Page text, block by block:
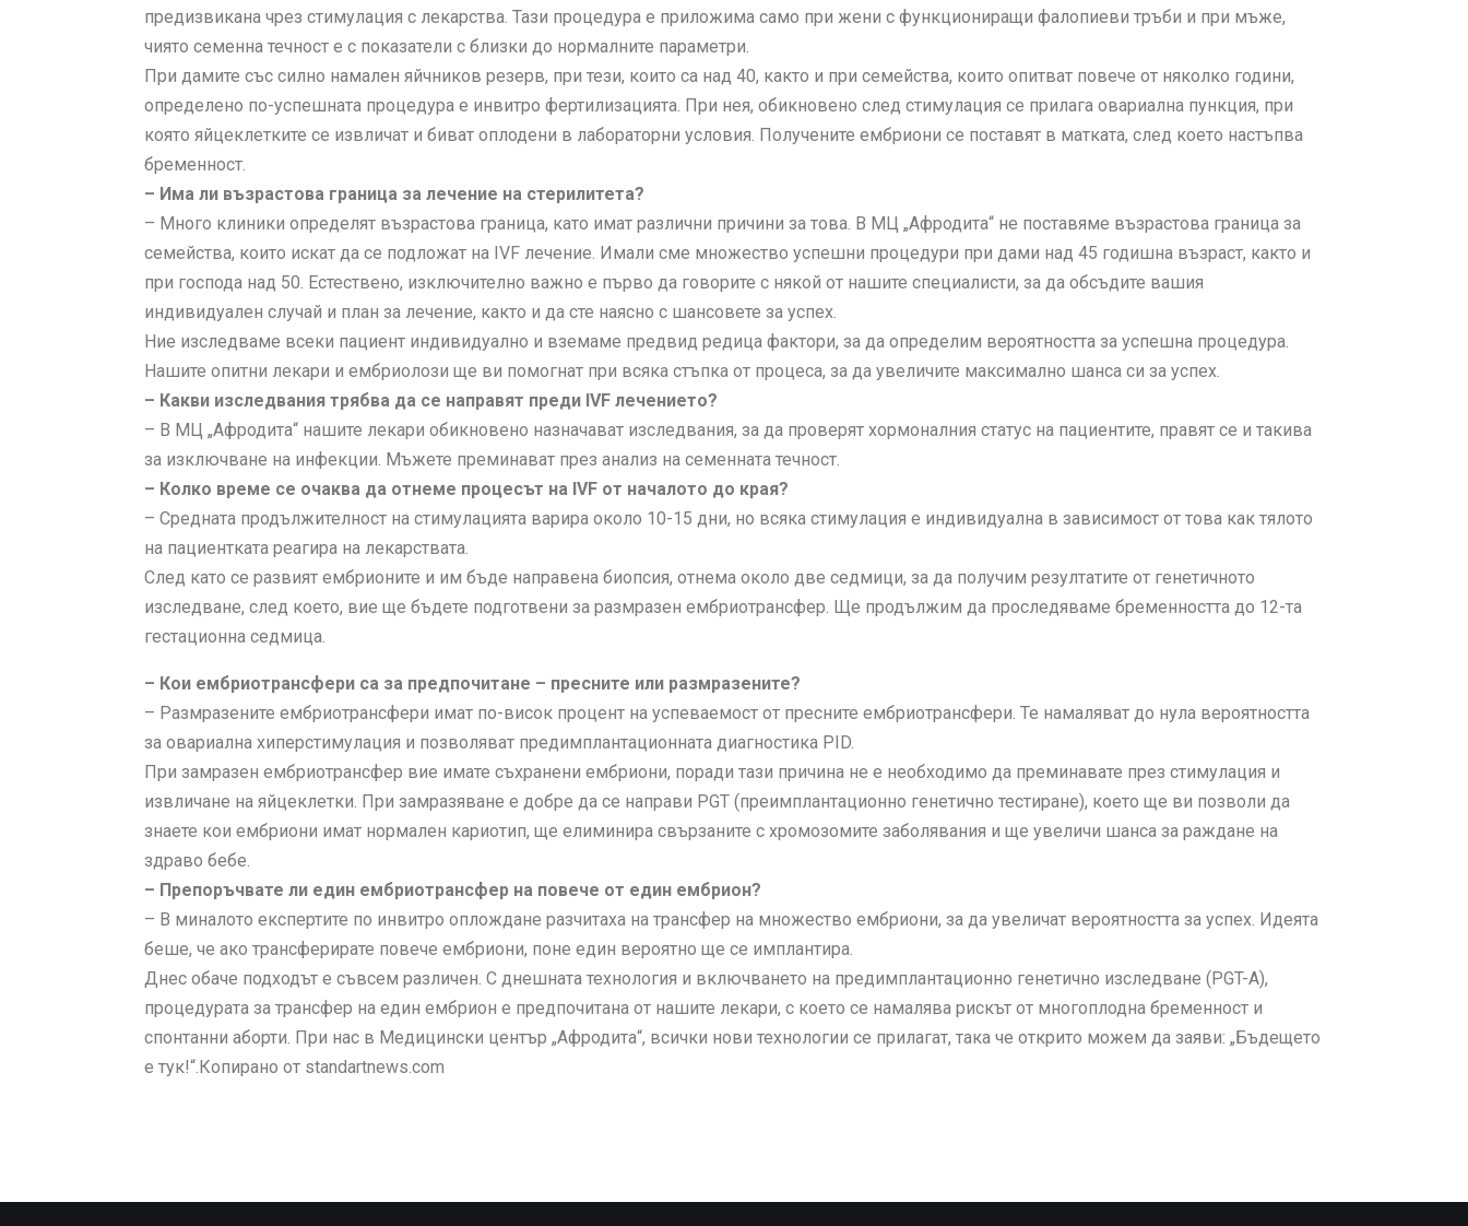
предизвикана чрез стимулация с лекарства. Тази процедура е приложима само при жени с функциониращи фалопиеви тръби и при мъже,
чиято семенна течност е с показатели с близки до нормалните параметри.
При дамите със силно намален яйчников резерв, при тези, които са над 40, както и при семейства, които опитват повече от няколко години,
определено по-успешната процедура е инвитро фертилизацията. При нея, обикновено след стимулация се прилага овариална пункция, при
която яйцеклетките се извличат и биват оплодени в лабораторни условия. Получените ембриони се поставят в матката, след което настъпва
бременност.
– Има ли възрастова граница за лечение на стерилитета?
– Много клиники определят възрастова граница, като имат различни причини за това. В МЦ „Афродита“ не поставяме възрастова граница за
семейства, които искат да се подложат на IVF лечение. Имали сме множество успешни процедури при дами над 45 годишна възраст, както и
при господа над 50. Естествено, изключително важно е първо да говорите с някой от нашите специалисти, за да обсъдите вашия
индивидуален случай и план за лечение, както и да сте наясно с шансовете за успех.
Ние изследваме всеки пациент индивидуално и вземаме предвид редица фактори, за да определим вероятността за успешна процедура.
Нашите опитни лекари и ембриолози ще ви помогнат при всяка стъпка от процеса, за да увеличите максимално шанса си за успех.
– Какви изследвания трябва да се направят преди IVF лечението?
– В МЦ „Афродита“ нашите лекари обикновено назначават изследвания, за да проверят хормоналния статус на пациентите, правят се и такива
за изключване на инфекции. Мъжете преминават през анализ на семенната течност.
– Колко време се очаква да отнеме процесът на IVF от началото до края?
– Средната продължителност на стимулацията варира около 10-15 дни, но всяка стимулация е индивидуална в зависимост от това как тялото
на пациентката реагира на лекарствата.
След като се развият ембрионите и им бъде направена биопсия, отнема около две седмици, за да получим резултатите от генетичното
изследване, след което, вие ще бъдете подготвени за размразен ембриотрансфер. Ще продължим да проследяваме бременността до 12-та
гестационна седмица.
– Кои ембриотрансфери са за предпочитане – пресните или размразените?
– Размразените ембриотрансфери имат по-висок процент на успеваемост от пресните ембриотрансфери. Те намаляват до нула вероятността
за овариална хиперстимулация и позволяват предимплантационната диагностика PID.
При замразен ембриотрансфер вие имате съхранени ембриони, поради тази причина не е необходимо да преминавате през стимулация и
извличане на яйцеклетки. При замразяване е добре да се направи PGT (преимплантационно генетично тестиране), което ще ви позволи да
знаете кои ембриони имат нормален кариотип, ще елиминира свързаните с хромозомите заболявания и ще увеличи шанса за раждане на
здраво бебе.
– Препоръчвате ли един ембриотрансфер на повече от един ембрион?
– В миналото експертите по инвитро оплождане разчитаха на трансфер на множество ембриони, за да увеличат вероятността за успех. Идеята
беше, че ако трансферирате повече ембриони, поне един вероятно ще се имплантира.
Днес обаче подходът е съвсем различен. С днешната технология и включването на предимплантационно генетично изследване (PGT-A),
процедурата за трансфер на един ембрион е предпочитана от нашите лекари, с което се намалява рискът от многоплодна бременност и
спонтанни аборти. При нас в Медицински център „Афродита“, всички нови технологии се прилагат, така че открито можем да заяви: „Бъдещето
е тук!“.Копирано от standartnews.com